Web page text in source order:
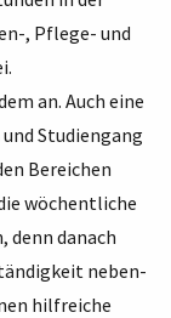
, Pflege- und
an. Auch eine
Studiengang
Bereichen
wöchentliche
denn danach
neben-
hilfreiche